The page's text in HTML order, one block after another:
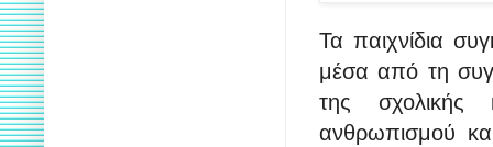
Τα παιχνίδια
μέσα από τη
της σχολικής
ανθρωπισμού